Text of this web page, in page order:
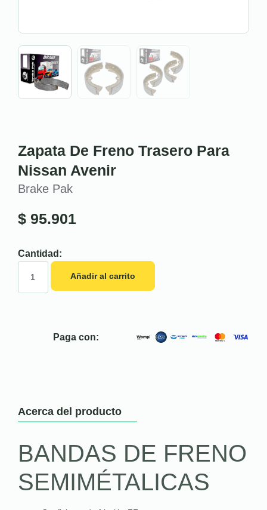
Zapata De Freno Trasero Para
Nissan Avenir
Brake Pak
$ 95.901
Cantidad:
Añadir al carrito
Paga con:
Acerca del producto
BANDAS DE FRENO
SEMIMÉTALICAS